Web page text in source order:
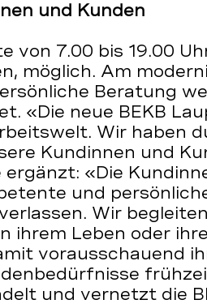
und Kunden
von 7.00 bis 19.00
möglich. Am
Beratung
«Die neue BEKB
Wir haben
Kundinnen und
«Die
und
Wir
ihrem Leben oder
vorausschauend
und vernetzt die